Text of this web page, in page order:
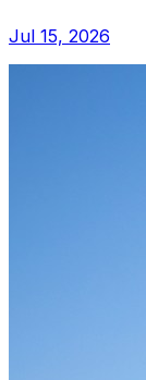
Jul 15, 2026